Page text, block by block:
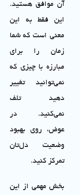
آن موافق هستید.
این فقط به این
معنی است که شما
زمان را برای
مبارزه با چیزی که
نمی‌توانید تغییر
دهید تلف
نمی‌کنید. در
عوض، روی بهبود
وضعیت دل‌تان
تمرکز کنید.
بخش مهمی از این